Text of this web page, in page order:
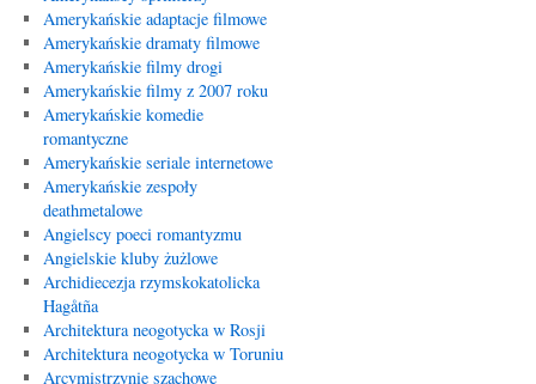
Amerykańskie adaptacje filmowe
Amerykańskie dramaty filmowe
Amerykańskie filmy drogi
Amerykańskie filmy z 2007 roku
Amerykańskie komedie
romantyczne
Amerykańskie seriale internetowe
Amerykańskie zespoły
deathmetalowe
Angielscy poeci romantyzmu
Angielskie kluby żużlowe
Archidiecezja rzymskokatolicka
Hagåtña
Architektura neogotycka w Rosji
Architektura neogotycka w Toruniu
Arcymistrzynie szachowe